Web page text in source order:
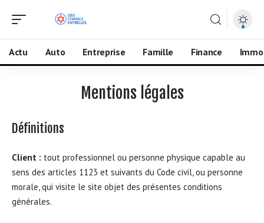
Actu Auto Entreprise Famille Finance Immo
Mentions légales
Définitions
Client : tout professionnel ou personne physique capable au
sens des articles 1123 et suivants du Code civil, ou personne
morale, qui visite le site objet des présentes conditions
générales.